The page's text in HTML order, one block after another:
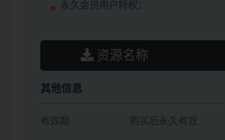
永久会员用户特权：
资源名称
其他信息
有效期 购买后永久有效